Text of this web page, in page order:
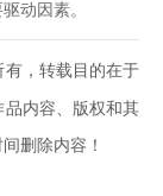
动因素。
，转载目的在于
内容、版权和其
删除内容！